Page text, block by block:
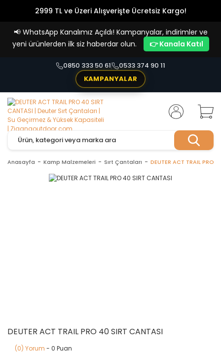
2999 TL ve Üzeri Alışverişte Ücretsiz Kargo!
Vade Farksız 4 Taksit İmkanı!
📢 WhatsApp Kanalımız Açıldı! Kampanyalar, indirimler ve
yeni ürünlerden ilk siz haberdar olun.
👉 Kanala Katıl
0850 333 50 61
0533 374 90 11
KAMPANYALAR
Anasayfa Kamp Malzemeleri Sırt Çantaları DEUTER ACT TRAIL PRO
DEUTER ACT TRAIL PRO 40 SIRT CANTASI
(0) Yorum - 0 Puan